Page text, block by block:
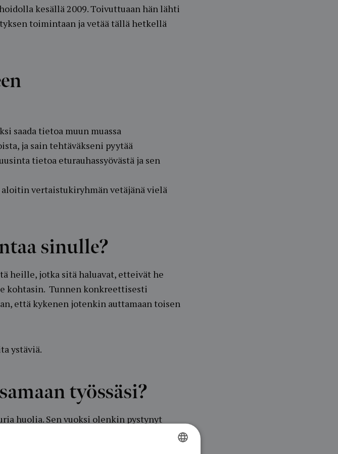
kesällä 2009. Toivuttuaan hän lähti
toimintaan ja vetää tällä hetkellä
saada tietoa muun muassa
ja sain tehtäväkseni pyytää
tietoa eturauhassyövästä ja sen
vertaistukiryhmän vetäjänä vielä
sinulle?
heille, jotka sitä haluavat, etteivät he
kohtasin. Tunnen konkreettisesti
että kykenen jotenkin auttamaan toisen
ystäviä.
työssäsi?
huolia. Sen vuoksi olenkin pystynyt
diagnosointimenetelmät sekä hoidot